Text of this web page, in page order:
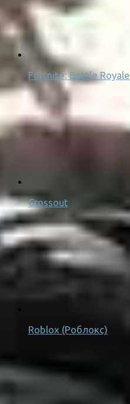
Fortnite: Battle Royale
Crossout
Roblox (Роблокс)